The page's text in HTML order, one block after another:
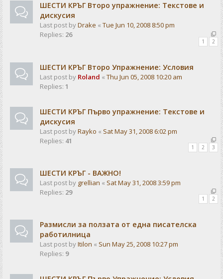
ШЕСТИ КРЪГ Второ упражнение: Текстове и
дискусия
Last post byDrake « Tue Jun 10, 2008 8:50 pm
Replies: 26
1 2
ШЕСТИ КРЪГ Второ Упражнение: Условия
Last post by Roland « Thu Jun 05, 2008 10:20 am
Replies: 1
ШЕСТИ КРЪГ Първо упражнение: Текстове и
дискусия
Last post byRayko « Sat May 31, 2008 6:02 pm
Replies: 41
1 2 3
ШЕСТИ КРЪГ - ВАЖНО!
Last post by grellian « Sat May 31, 2008 3:59 pm
Replies: 29
1 2
Размисли за ползата от една писателска
работилница
Last post byItilon « Sun May 25, 2008 10:27 pm
Replies: 9